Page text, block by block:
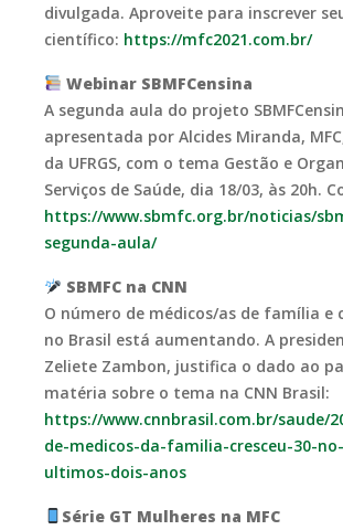
divulgada. Aproveite para inscrever
científico: https://mfc2021.com.br/
Webinar SBMFCensina
A segunda aula do projeto
apresentada por Alcides Miranda,
da UFRGS, com o tema Gestão e
Serviços de Saúde, dia 18/03, às 20h.
https://www.sbmfc.org.br/noticias/
segunda-aula/
SBMFC na CNN
O número de médicos/as de família e
no Brasil está aumentando. A
Zeliete Zambon, justifica o dado ao
matéria sobre o tema na CNN Brasil:
https://www.cnnbrasil.com.br/saude/
de-medicos-da-familia-cresceu-30-
ultimos-dois-anos
Série GT Mulheres na MFC